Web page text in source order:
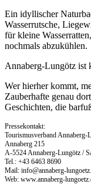
Ein idyllischer
Wasserrutsche,
für kleine
nochmals abzukühlen.
Annaberg-Lungötz ist
Wer hierher kommt,
Zauberhafte genau
Geschichten, die
Pressekontakt:
Tourismusverband Annaberg-
Annaberg 215
A-5524 Annaberg-Lungötz /
Tel.: +43 6463 8690
Mail: info@annaberg-
Web: www.annaberg-